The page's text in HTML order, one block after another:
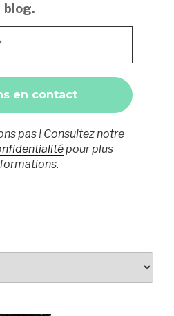
blog.
pas ! Consultez notre
pour plus